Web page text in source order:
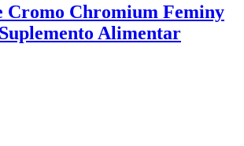
Cromo Chromium Feminy
Alimentar